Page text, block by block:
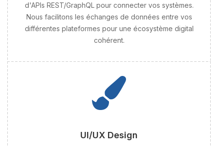
d'APIs REST/GraphQL pour connecter vos systèmes.
Nous facilitons les échanges de données entre vos
différentes plateformes pour une écosystème digital
cohérent.
UI/UX Design